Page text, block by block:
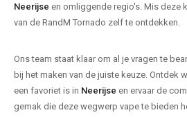
Neerijse en omliggende regio's. Mis deze
van de RandM Tornado zelf te ontdekken.
Ons team staat klaar om al je vragen te
bij het maken van de juiste keuze. Ontdek
een favoriet is in Neerijse en ervaar de
gemak die deze wegwerp vape te bieden